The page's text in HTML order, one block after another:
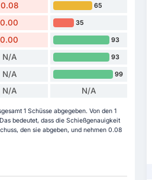
0.08 65
0.00 35
0.00 93
N/A 93
N/A 99
N/A N/A
1 Schüsse abgegeben. Von den 1
bedeutet, dass die Schießgenauigkeit
den sie abgeben, und nehmen 0.08